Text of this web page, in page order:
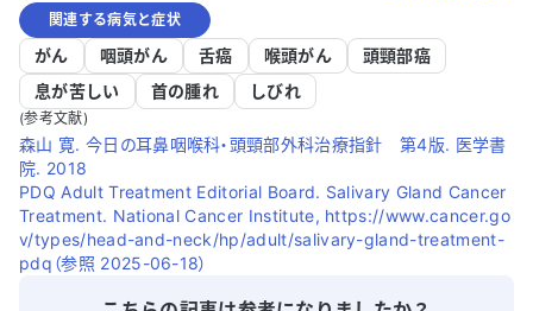
関連する病気と症状
がん 咽頭がん 舌癌 喉頭がん
頭頸部癌
息が苦しい
首の腫れ しびれ
(参考文献)
森山 寛. 今日の耳鼻咽喉科・頭頸部外科治療指針 第4版. 医学書
院. 2018
PDQ Adult Treatment Editorial Board. Salivary Gland Cancer
Treatment. National Cancer Institute, https://www.cancer.go
v/types/head-and-neck/hp/adult/salivary-gland-treatment-
pdq（参照 2025-06-18）